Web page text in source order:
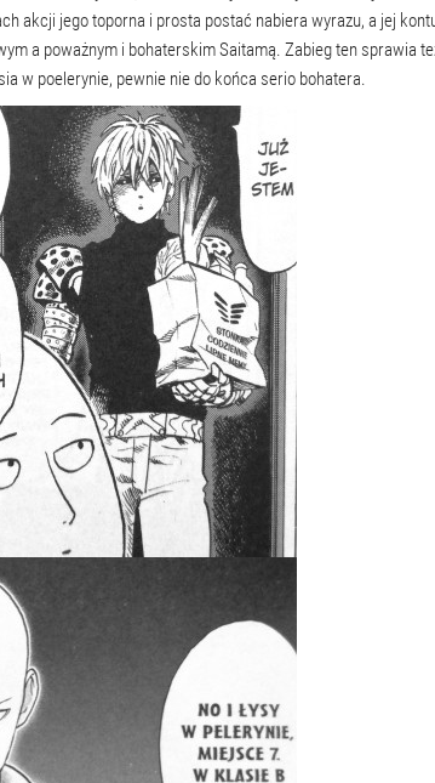
akcji jego toporna i prosta postać nabiera wyrazu, a jej
a poważnym i bohaterskim Saitamą. Zabieg ten sprawia
w poelerynie, pewnie nie do końca serio bohatera.